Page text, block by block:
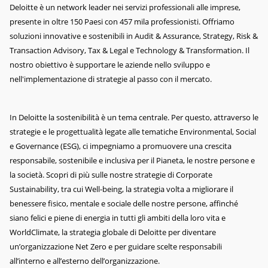
Deloitte è un network leader nei servizi professionali alle imprese,
presente in oltre 150 Paesi con 457 mila professionisti. Offriamo
soluzioni innovative e sostenibili in Audit & Assurance, Strategy, Risk &
Transaction Advisory, Tax & Legal e Technology & Transformation. Il
nostro obiettivo è supportare le aziende nello sviluppo e
nell'implementazione di strategie al passo con il mercato.
In Deloitte la sostenibilità è un tema centrale. Per questo, attraverso le
strategie e le progettualità legate alle tematiche Environmental, Social
e Governance (ESG), ci impegniamo a promuovere una crescita
responsabile, sostenibile e inclusiva per il Pianeta, le nostre persone e
la società. Scopri di più sulle nostre strategie di Corporate
Sustainability, tra cui Well-being, la strategia volta a migliorare il
benessere fisico, mentale e sociale delle nostre persone, affinché
siano felici e piene di energia in tutti gli ambiti della loro vita e
WorldClimate, la strategia globale di Deloitte per diventare
un’organizzazione Net Zero e per guidare scelte responsabili
all’interno e all’esterno dell’organizzazione.